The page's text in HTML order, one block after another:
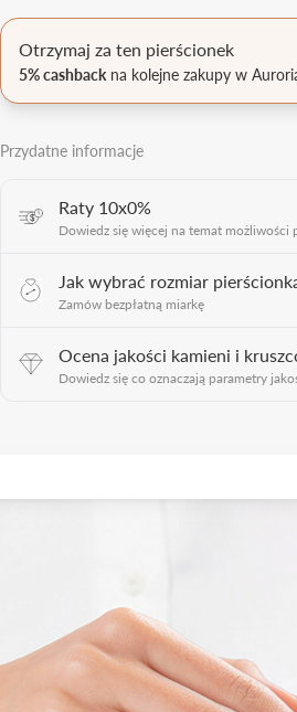
Otrzymaj za ten pierścionek
5% cashback na kolejne zakupy w
Przydatne informacje
Raty 10x0%
Dowiedz się więcej na temat możliwości
Jak wybrać rozmiar
Zamów bezpłatną miarkę
Ocena jakości kamieni i
Dowiedz się co oznaczają parametry